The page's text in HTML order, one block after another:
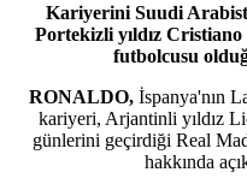
Kariyerini Suudi
Portekizli yıldız
futbolcusu
RONALDO, İspanya'nın
kariyeri, Arjantinli yıldız
günlerini geçirdiği Real
hakkında